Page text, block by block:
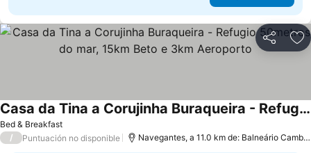
Compartir
Bed & Breakfast
Casa da Tina a Corujinha Buraqueira - Refugio 50metros do mar, 15km Beto e 3km Aeroporto
Ver precios
/ Puntuación no disponible Navegantes, a 11.0 km de: Balneário